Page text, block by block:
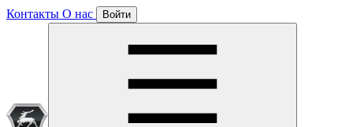
Контакты О нас Войти
Отлично!
Подписка уже оформлена